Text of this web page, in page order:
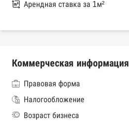
Арендная ставка за 1м²
Коммерческая информация
Правовая форма
Налогообложение
Возраст бизнеса